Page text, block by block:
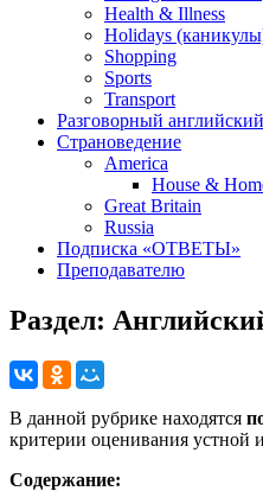
Health & Illness
Holidays
Shopping
Sports
Transport
Разговорный английский
Страноведение
America
House &
Great Britain
Russia
Подписка «ОТВЕТЫ»
Преподавателю
Раздел:
В данной рубрике находятся
критерии оценивания устной
Содержание: